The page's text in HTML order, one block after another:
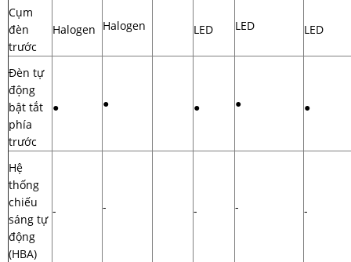
Cụm
đèn
trước
Halogen Halogen LED LED LED
Đèn tự
động
bật tắt
phía
trước
● ● ● ● ●
Hệ
thống
chiếu
sáng tự
động
(HBA)
- - - - -